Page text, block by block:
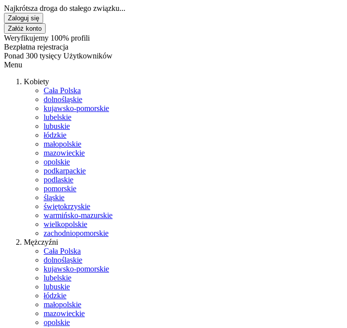
Najkrótsza droga do stałego związku...
Zaloguj się
Załóż konto
Weryfikujemy 100% profili
Bezpłatna rejestracja
Ponad 300 tysięcy Użytkowników
Menu
Kobiety
Cała Polska
dolnośląskie
kujawsko-pomorskie
lubelskie
lubuskie
łódzkie
małopolskie
mazowieckie
opolskie
podkarpackie
podlaskie
pomorskie
śląskie
świętokrzyskie
warmińsko-mazurskie
wielkopolskie
zachodniopomorskie
Mężczyźni
Cała Polska
dolnośląskie
kujawsko-pomorskie
lubelskie
lubuskie
łódzkie
małopolskie
mazowieckie
opolskie